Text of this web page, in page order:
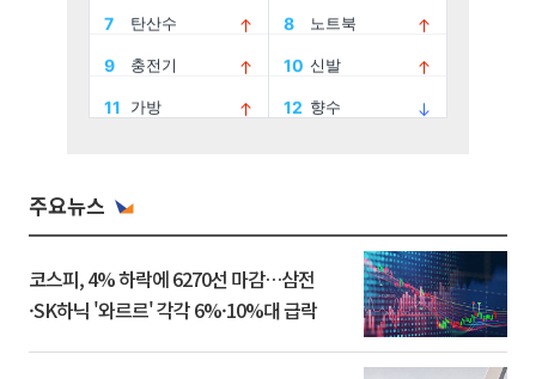
주요뉴스
코스피, 4% 하락에 6270선 마감…삼전
·SK하닉 '와르르' 각각 6%·10%대 급락